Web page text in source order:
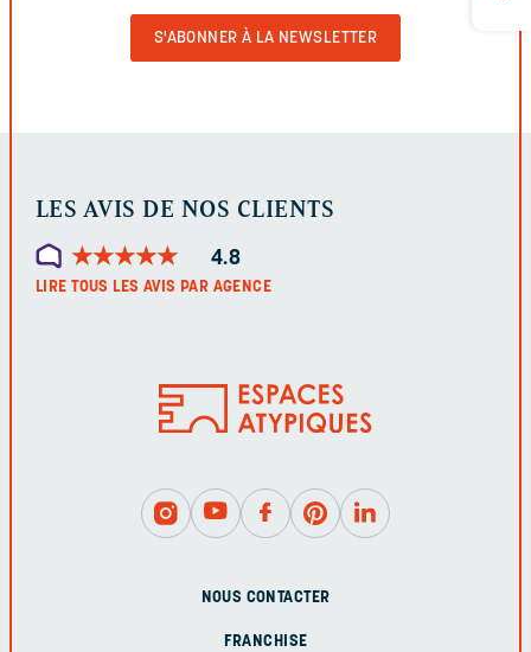
LES AVIS DE NOS CLIENTS
★★★★★
★★★★★ 4.8
LIRE TOUS LES AVIS PAR AGENCE
NOUS CONTACTER
FRANCHISE